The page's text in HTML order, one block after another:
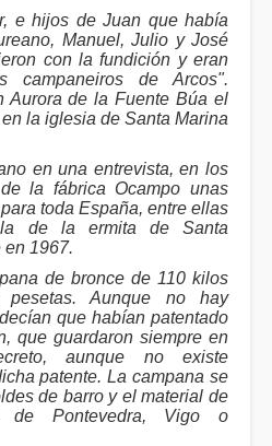
e hijos de Juan que había
Manuel, Julio y José
con la fundición y eran
campaneiros de Arcos".
Aurora de la Fuente Búa el
la iglesia de Santa Marina
en una entrevista, en los
la fábrica Ocampo unas
toda España, entre ellas
de la ermita de Santa
en 1967.
de bronce de 110 kilos
pesetas. Aunque no hay
que habían patentado
que guardaron siempre en
aunque no existe
patente. La campana se
de barro y el material de
de Pontevedra, Vigo o